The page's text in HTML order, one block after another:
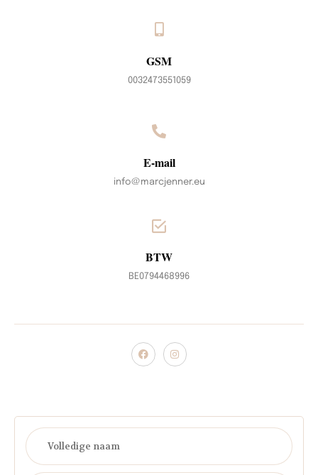
GSM
0032473551059
E-mail
info@marcjenner.eu
BTW
BE0794468996